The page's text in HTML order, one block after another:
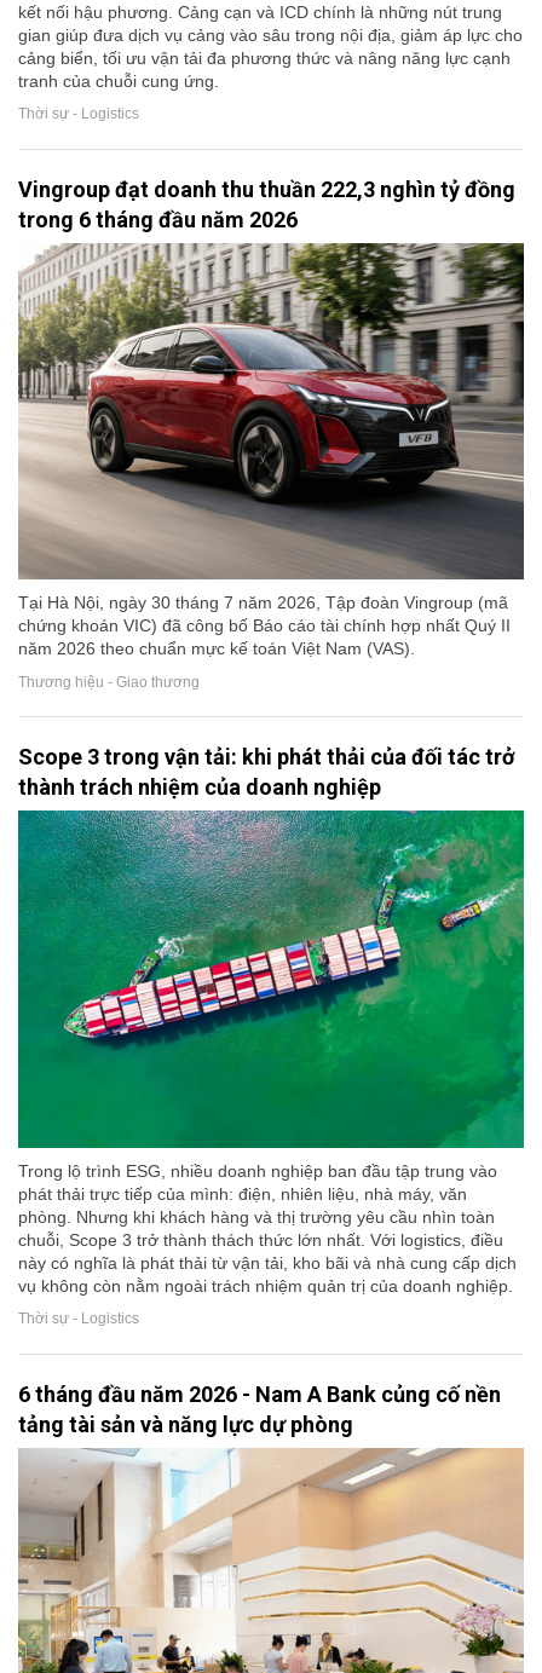
kết nối hậu phương. Cảng cạn và ICD chính là những nút trung
gian giúp đưa dịch vụ cảng vào sâu trong nội địa, giảm áp lực cho
cảng biển, tối ưu vận tải đa phương thức và nâng năng lực cạnh
tranh của chuỗi cung ứng.
Thời sự - Logistics
Vingroup đạt doanh thu thuần 222,3 nghìn tỷ đồng
trong 6 tháng đầu năm 2026
Tại Hà Nội, ngày 30 tháng 7 năm 2026, Tập đoàn Vingroup (mã
chứng khoán VIC) đã công bố Báo cáo tài chính hợp nhất Quý II
năm 2026 theo chuẩn mực kế toán Việt Nam (VAS).
Thương hiệu - Giao thương
Scope 3 trong vận tải: khi phát thải của đối tác trở
thành trách nhiệm của doanh nghiệp
Trong lộ trình ESG, nhiều doanh nghiệp ban đầu tập trung vào
phát thải trực tiếp của mình: điện, nhiên liệu, nhà máy, văn
phòng. Nhưng khi khách hàng và thị trường yêu cầu nhìn toàn
chuỗi, Scope 3 trở thành thách thức lớn nhất. Với logistics, điều
này có nghĩa là phát thải từ vận tải, kho bãi và nhà cung cấp dịch
vụ không còn nằm ngoài trách nhiệm quản trị của doanh nghiệp.
Thời sự - Logistics
6 tháng đầu năm 2026 - Nam A Bank củng cố nền
tảng tài sản và năng lực dự phòng